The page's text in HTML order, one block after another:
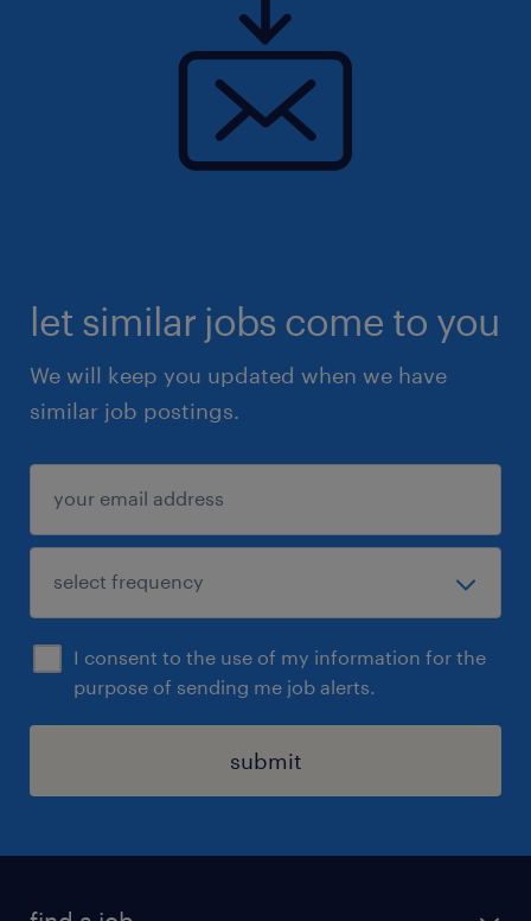
let similar jobs come to you
We will keep you updated when we have
similar job postings.
I consent to the use of my information for the
purpose of sending me job alerts.
submit